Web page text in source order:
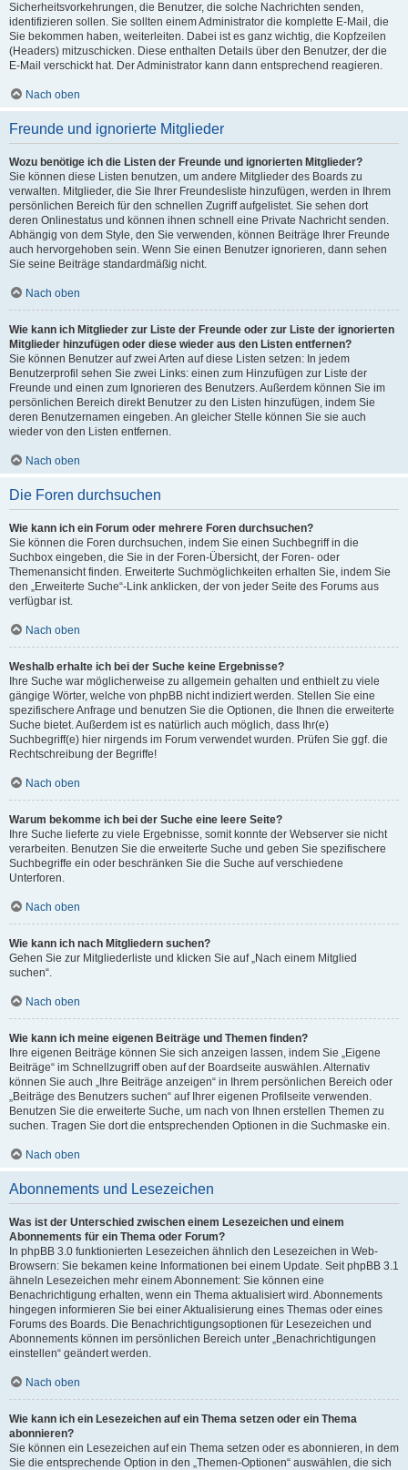
Sicherheitsvorkehrungen, die Benutzer, die solche Nachrichten senden,
identifizieren sollen. Sie sollten einem Administrator die komplette E-Mail, die
Sie bekommen haben, weiterleiten. Dabei ist es ganz wichtig, die Kopfzeilen
(Headers) mitzuschicken. Diese enthalten Details über den Benutzer, der die
E-Mail verschickt hat. Der Administrator kann dann entsprechend reagieren.
Nach oben
Freunde und ignorierte Mitglieder
Wozu benötige ich die Listen der Freunde und ignorierten Mitglieder?
Sie können diese Listen benutzen, um andere Mitglieder des Boards zu
verwalten. Mitglieder, die Sie Ihrer Freundesliste hinzufügen, werden in Ihrem
persönlichen Bereich für den schnellen Zugriff aufgelistet. Sie sehen dort
deren Onlinestatus und können ihnen schnell eine Private Nachricht senden.
Abhängig von dem Style, den Sie verwenden, können Beiträge Ihrer Freunde
auch hervorgehoben sein. Wenn Sie einen Benutzer ignorieren, dann sehen
Sie seine Beiträge standardmäßig nicht.
Nach oben
Wie kann ich Mitglieder zur Liste der Freunde oder zur Liste der ignorierten
Mitglieder hinzufügen oder diese wieder aus den Listen entfernen?
Sie können Benutzer auf zwei Arten auf diese Listen setzen: In jedem
Benutzerprofil sehen Sie zwei Links: einen zum Hinzufügen zur Liste der
Freunde und einen zum Ignorieren des Benutzers. Außerdem können Sie im
persönlichen Bereich direkt Benutzer zu den Listen hinzufügen, indem Sie
deren Benutzernamen eingeben. An gleicher Stelle können Sie sie auch
wieder von den Listen entfernen.
Nach oben
Die Foren durchsuchen
Wie kann ich ein Forum oder mehrere Foren durchsuchen?
Sie können die Foren durchsuchen, indem Sie einen Suchbegriff in die
Suchbox eingeben, die Sie in der Foren-Übersicht, der Foren- oder
Themenansicht finden. Erweiterte Suchmöglichkeiten erhalten Sie, indem Sie
den „Erweiterte Suche“-Link anklicken, der von jeder Seite des Forums aus
verfügbar ist.
Nach oben
Weshalb erhalte ich bei der Suche keine Ergebnisse?
Ihre Suche war möglicherweise zu allgemein gehalten und enthielt zu viele
gängige Wörter, welche von phpBB nicht indiziert werden. Stellen Sie eine
spezifischere Anfrage und benutzen Sie die Optionen, die Ihnen die erweiterte
Suche bietet. Außerdem ist es natürlich auch möglich, dass Ihr(e)
Suchbegriff(e) hier nirgends im Forum verwendet wurden. Prüfen Sie ggf. die
Rechtschreibung der Begriffe!
Nach oben
Warum bekomme ich bei der Suche eine leere Seite?
Ihre Suche lieferte zu viele Ergebnisse, somit konnte der Webserver sie nicht
verarbeiten. Benutzen Sie die erweiterte Suche und geben Sie spezifischere
Suchbegriffe ein oder beschränken Sie die Suche auf verschiedene
Unterforen.
Nach oben
Wie kann ich nach Mitgliedern suchen?
Gehen Sie zur Mitgliederliste und klicken Sie auf „Nach einem Mitglied
suchen“.
Nach oben
Wie kann ich meine eigenen Beiträge und Themen finden?
Ihre eigenen Beiträge können Sie sich anzeigen lassen, indem Sie „Eigene
Beiträge“ im Schnellzugriff oben auf der Boardseite auswählen. Alternativ
können Sie auch „Ihre Beiträge anzeigen“ in Ihrem persönlichen Bereich oder
„Beiträge des Benutzers suchen“ auf Ihrer eigenen Profilseite verwenden.
Benutzen Sie die erweiterte Suche, um nach von Ihnen erstellen Themen zu
suchen. Tragen Sie dort die entsprechenden Optionen in die Suchmaske ein.
Nach oben
Abonnements und Lesezeichen
Was ist der Unterschied zwischen einem Lesezeichen und einem
Abonnements für ein Thema oder Forum?
In phpBB 3.0 funktionierten Lesezeichen ähnlich den Lesezeichen in Web-
Browsern: Sie bekamen keine Informationen bei einem Update. Seit phpBB 3.1
ähneln Lesezeichen mehr einem Abonnement: Sie können eine
Benachrichtigung erhalten, wenn ein Thema aktualisiert wird. Abonnements
hingegen informieren Sie bei einer Aktualisierung eines Themas oder eines
Forums des Boards. Die Benachrichtigungsoptionen für Lesezeichen und
Abonnements können im persönlichen Bereich unter „Benachrichtigungen
einstellen“ geändert werden.
Nach oben
Wie kann ich ein Lesezeichen auf ein Thema setzen oder ein Thema
abonnieren?
Sie können ein Lesezeichen auf ein Thema setzen oder es abonnieren, in dem
Sie die entsprechende Option in den „Themen-Optionen“ auswählen, die sich